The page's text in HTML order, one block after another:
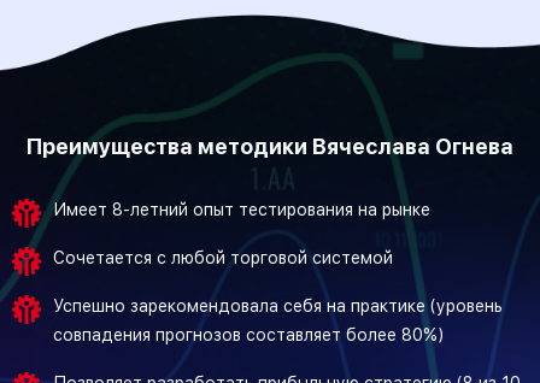
Преимущества методики Вячеслава Огнева
Имеет 8-летний опыт тестирования на рынке
Сочетается с любой торговой системой
Успешно зарекомендовала себя на практике (уровень
совпадения прогнозов составляет более 80%)